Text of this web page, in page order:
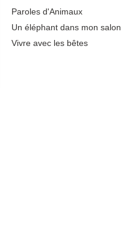
Paroles d'Animaux
Un éléphant dans mon salon
Vivre avec les bêtes